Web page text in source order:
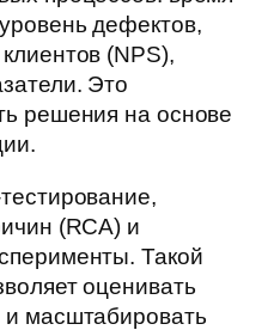
дефектов,
(NPS),
Это
решения на основе
(RCA) и
Такой
оценивать
масштабировать